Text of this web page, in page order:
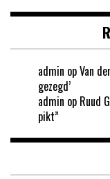
admin opVan
gezegd’
admin op Ruud
pikt”